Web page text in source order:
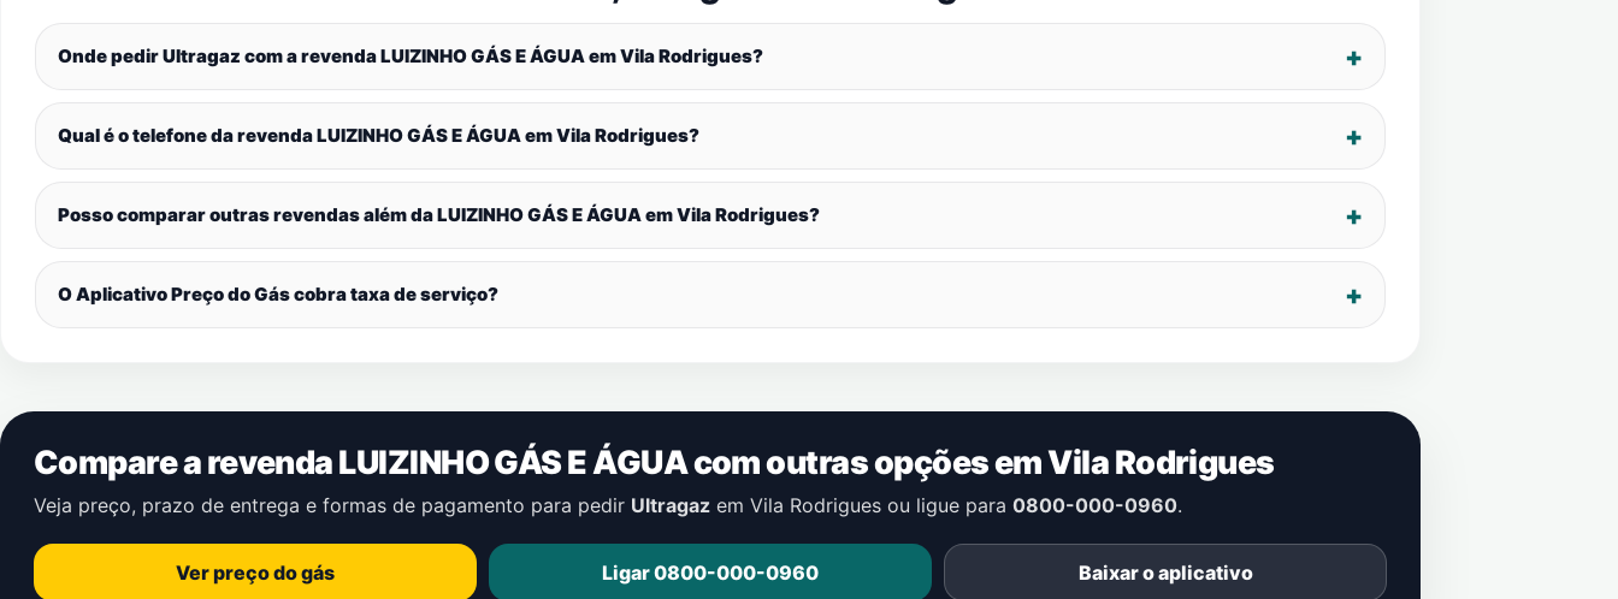
Onde pedir Ultragaz com a revenda LUIZINHO GÁS E ÁGUA emVila Rodrigues?
Qual é o telefone da revenda LUIZINHO GÁS E ÁGUA emVila Rodrigues?
Posso comparar outras revendas além da LUIZINHO GÁS E ÁGUA emVila Rodrigues?
O Aplicativo Preço do Gás cobra taxa de serviço?
Compare a revenda LUIZINHO GÁS E ÁGUA com outras opções emVila Rodrigues
Veja preço, prazo de entrega e formas de pagamento para pedir Ultragaz em Vila Rodrigues ou ligue para 0800-000-0960.
Ver preço do gás Ligar 0800-000-0960 Baixar o aplicativo